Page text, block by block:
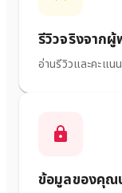
รีวิวจริงจาก
อ่านรีวิวและคะแน
ข้อมูลของคุ